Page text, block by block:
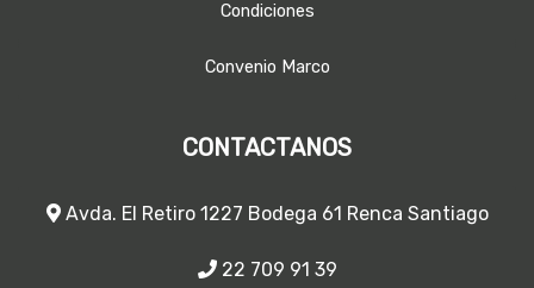
Condiciones
Convenio Marco
CONTACTANOS
Avda. El Retiro 1227 Bodega 61 Renca Santiago
22 709 91 39